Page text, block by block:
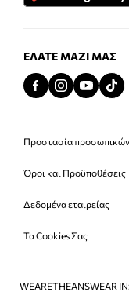
ΕΛΆΤΕ ΜΑΖΊ ΜΑΣ
Προστασία
Όροι και Προϋποθέσεις
Δεδομένα εταιρείας
Τα Cookies Σας
WEARETHEANSWEAR